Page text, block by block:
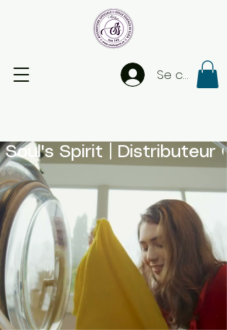
Se
Soul's Spirit | Distributeur